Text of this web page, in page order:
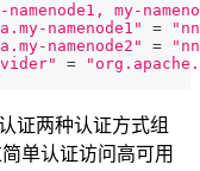
namenode1, my-
namenode1"
=
namenode2"
=
=
证两种认证方式组
单认证访问高可用